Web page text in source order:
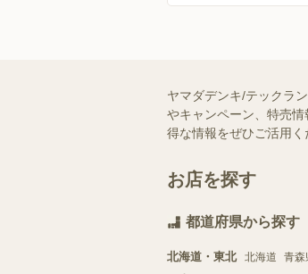
ヤマダデンキ/テックラ
やキャンペーン、特売
得な情報をぜひご活用く
お店を探す
都道府県から探す
北海道・東北 北海道 青森